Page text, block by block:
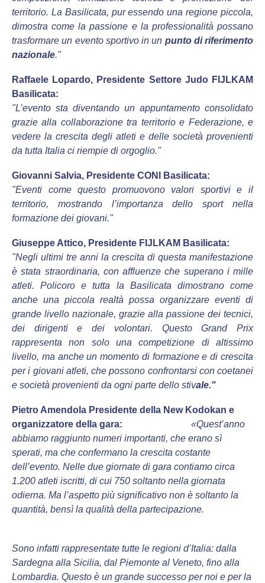
territorio. La Basilicata, pur essendo una regione piccola,
dimostra come la passione e la professionalità possano
trasformare un evento sportivo in un punto di riferimento
nazionale."
Raffaele Lopardo, Presidente Settore Judo FIJLKAM
Basilicata:
"L’evento sta diventando un appuntamento consolidato
grazie alla collaborazione tra territorio e Federazione, e
vedere la crescita degli atleti e delle società provenienti
da tutta Italia ci riempie di orgoglio."
Giovanni Salvia, Presidente CONI Basilicata:
"Eventi come questo promuovono valori sportivi e il
territorio, mostrando l’importanza dello sport nella
formazione dei giovani."
Giuseppe Attico, Presidente FIJLKAM Basilicata:
"Negli ultimi tre anni la crescita di questa manifestazione
è stata straordinaria, con affluenze che superano i mille
atleti. Policoro e tutta la Basilicata dimostrano come
anche una piccola realtà possa organizzare eventi di
grande livello nazionale, grazie alla passione dei tecnici,
dei dirigenti e dei volontari. Questo Grand Prix
rappresenta non solo una competizione di altissimo
livello, ma anche un momento di formazione e di crescita
per i giovani atleti, che possono confrontarsi con coetanei
e società provenienti da ogni parte dello stivale."
Pietro Amendola Presidente della New Kodokan e
organizzatore della gara:
«Quest’anno
abbiamo raggiunto numeri importanti, che erano sì
sperati, ma che confermano la crescita costante
dell’evento. Nelle due giornate di gara contiamo circa
1.200 atleti iscritti, di cui 750 soltanto nella giornata
odierna. Ma l’aspetto più significativo non è soltanto la
quantità, bensì la qualità della partecipazione.
Sono infatti rappresentate tutte le regioni d’Italia: dalla
Sardegna alla Sicilia, dal Piemonte al Veneto, fino alla
Lombardia. Questo è un grande successo per noi e per la